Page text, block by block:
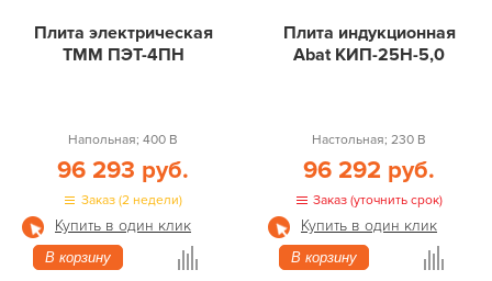
Плита электрическая
ТММ ПЭТ-4ПН
Напольная; 400 В
96 293 руб.
Заказ (2 недели)
Купить в один клик
В корзину
Плита индукционная
Abat КИП-25Н-5,0
Настольная; 230 В
96 292 руб.
Заказ (уточнить срок)
Купить в один клик
В корзину